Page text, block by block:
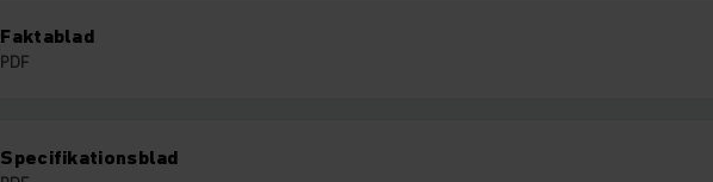
Faktablad
PDF
Specifikationsblad